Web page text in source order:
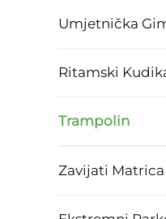
Umjetnička
Ritamski
Trampolin
Zavijati Matrica